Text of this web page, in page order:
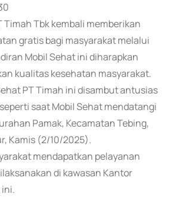
Timah Tbk kembali memberikan
gratis bagi masyarakat melalui
Mobil Sehat ini diharapkan
kualitas kesehatan masyarakat.
PT Timah ini disambut antusias
saat Mobil Sehat mendatangi
Pamak, Kecamatan Tebing,
Kamis (2/10/2025).
mendapatkan pelayanan
di kawasan Kantor